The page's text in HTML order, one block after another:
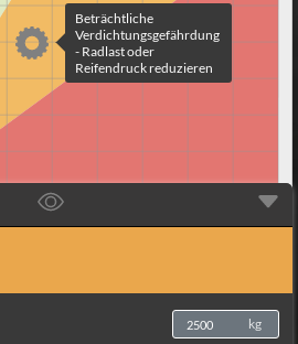
Beträchtliche
Verdichtungsgefährdung
- Radlast oder
Reifendruck reduzieren
kg